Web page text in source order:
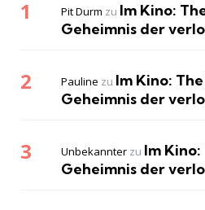
Pit Durm zu Im Kino:
Geheimnis der
Pauline zu Im Kino:
Geheimnis der
Unbekannter zu Im
Geheimnis der